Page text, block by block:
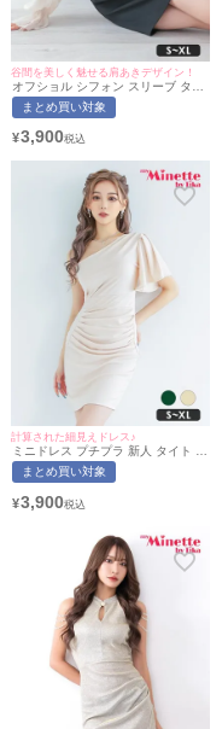
谷間を美しく魅せる肩あきデザイン！
オフショル シフォン スリーブ タイ
ト ミニドレス (せいせい着用/S~XL
サイズ対応) myMinette | マイミネッ
まとめ買い対象
¥3,900
計算された細見えドレス♪
ミニドレス プチプラ 新人 タイト ラ
ウンジ ワンショル 半袖 低身長 胸元
隠し 同伴 ベージュ キャバドレス
myMinette/マイミネット
まとめ買い対象
¥3,900